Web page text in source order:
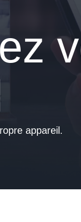
appareil.